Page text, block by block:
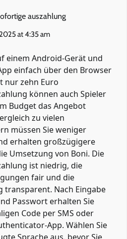
auszahlung
at 4:35 am
einem Android-Gerät und
einfach über den Browser
nur zehn Euro
können auch Spieler
Budget das Angebot
zu vielen
müssen Sie weniger
erhalten großzügigere
Umsetzung von Boni. Die
ist niedrig, die
fair und die
transparent. Nach Eingabe
Passwort erhalten Sie
Code per SMS oder
App. Wählen Sie
Sprache aus, bevor Sie